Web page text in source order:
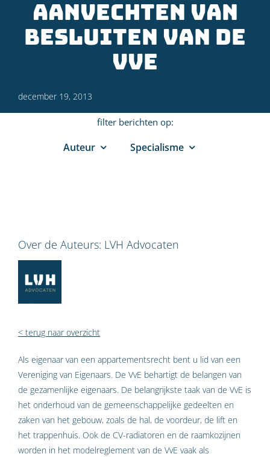
aanvechten van
besluiten van de
VvE
december 19, 2013
filter berichten op:
Auteur Specialisme
Over de Auteurs: LVH Advocaten
< terug naar overzicht
Als eigenaar van een appartementsrecht bent u lid van een
Vereniging van Eigenaars. De VvE behartigt de belangen van
de gezamenlijke eigenaars. De belangrijkste taak van de VvE is
het onderhoud van de gemeenschappelijke gedeelten en
zaken van het gebouw, zoals de hal, de voordeur, de lift en
het trappenhuis. Ook de CV-radiatoren en de raamkozijnen
worden in het modelreglement van de VvE vaak als